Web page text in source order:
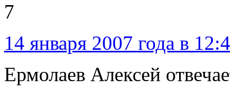
7
14 января 2007 года в
Ермолаев Алексей